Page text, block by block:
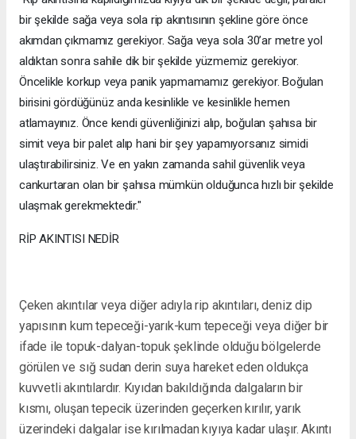
bir şekilde sağa veya sola rip akıntısının şekline göre önce
akımdan çıkmamız gerekiyor. Sağa veya sola 30’ar metre yol
aldıktan sonra sahile dik bir şekilde yüzmemiz gerekiyor.
Öncelikle korkup veya panik yapmamamız gerekiyor. Boğulan
birisini gördüğünüz anda kesinlikle ve kesinlikle hemen
atlamayınız. Önce kendi güvenliğinizi alıp, boğulan şahısa bir
simit veya bir palet alıp hani bir şey yapamıyorsanız simidi
ulaştırabilirsiniz. Ve en yakın zamanda sahil güvenlik veya
cankurtaran olan bir şahısa mümkün olduğunca hızlı bir şekilde
ulaşmak gerekmektedir."
RİP AKINTISI NEDİR
Çeken akıntılar veya diğer adıyla rip akıntıları, deniz dip
yapısının kum tepeceği-yarık-kum tepeceği veya diğer bir
ifade ile topuk-dalyan-topuk şeklinde olduğu bölgelerde
görülen ve sığ sudan derin suya hareket eden oldukça
kuvvetli akıntılardır. Kıyıdan bakıldığında dalgaların bir
kısmı, oluşan tepecik üzerinden geçerken kırılır, yarık
üzerindeki dalgalar ise kırılmadan kıyıya kadar ulaşır. Akıntı